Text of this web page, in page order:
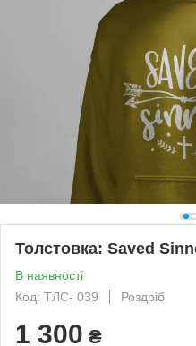
Толстовка: Saved
В наявності
Код: ТЛС- 039
Роздріб
1 300 ₴